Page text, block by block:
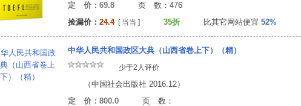
定 价：69.8 页 数：476
捡漏价： 24.4[ 当当 ] 35折 比其它网站便宜 52%
中华人民共和国政区大典（山西省卷上下）（精）
少于2人评价
（中国社会出版社 2016.12）
定 价：800.0 页 数：